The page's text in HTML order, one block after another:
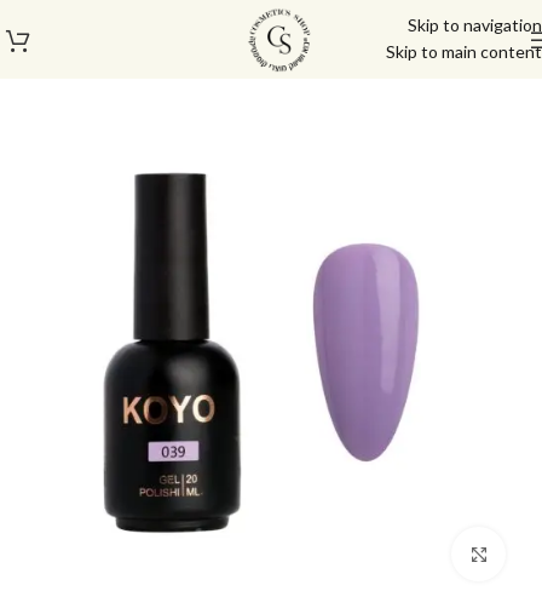
Skip to navigation
Skip to main content